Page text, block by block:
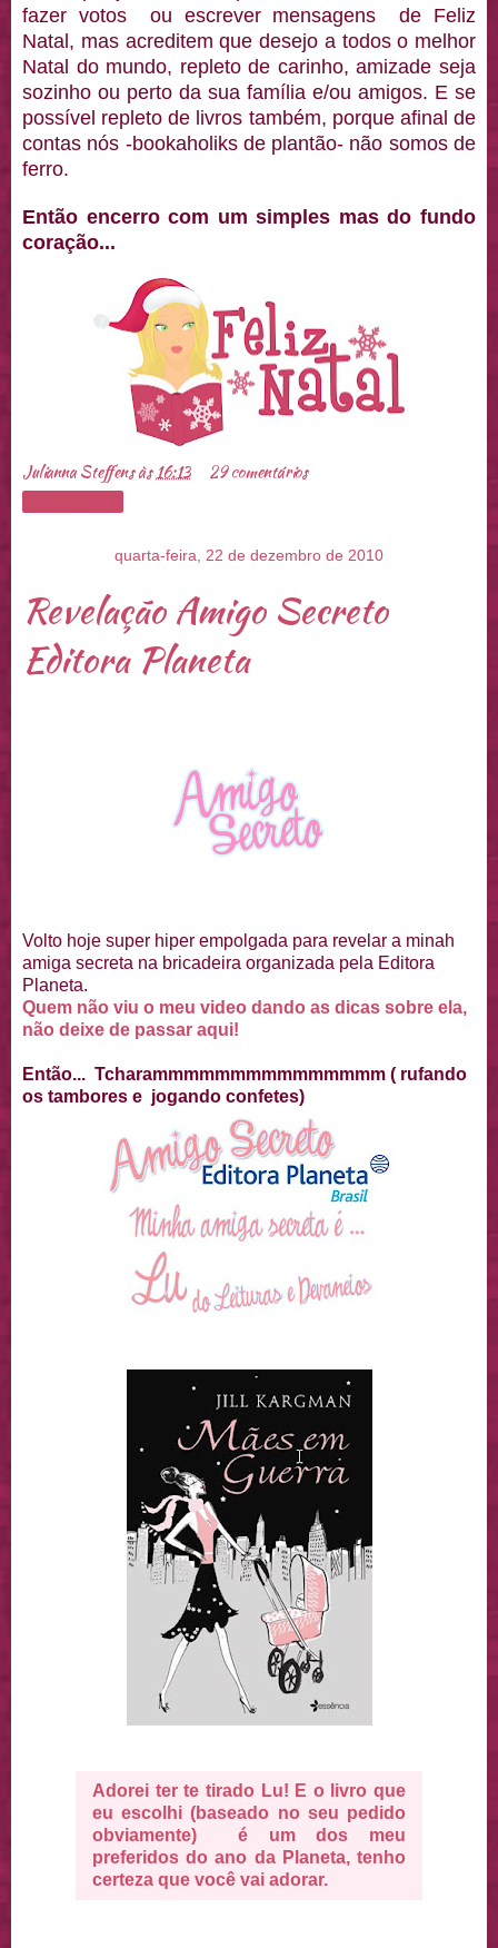
fazer votos ou escrever mensagens de Feliz
Natal, mas acreditem que desejo a todos o melhor
Natal do mundo, repleto de carinho, amizade seja
sozinho ou perto da sua família e/ou amigos. E se
possível repleto de livros também, porque afinal de
contas nós -bookaholiks de plantão- não somos de
ferro.
Então encerro com um simples mas do fundo
coração...
Julianna Steffensàs16:13 29 comentários
quarta-feira, 22 de dezembro de 2010
Revelação Amigo Secreto
Editora Planeta
Volto hoje super hiper empolgada para revelar a minah
amiga secreta na bricadeira organizada pela Editora
Planeta.
Quem não viu o meu video dando as dicas sobre ela,
não deixe de passar aqui!
Então... Tcharammmmmmmmmmmmmmm ( rufando
os tambores e jogando confetes)
Adorei ter te tirado Lu! E o livro que
eu escolhi (baseado no seu pedido
obviamente) é um dos meu
preferidos do ano da Planeta, tenho
certeza que você vai adorar.